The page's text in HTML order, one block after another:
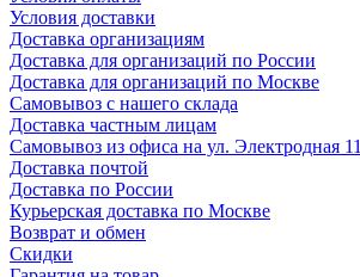
Условия доставки
Доставка организациям
Доставка для организаций по России
Доставка для организаций по Москве
Самовывоз с нашего склада
Доставка частным лицам
Самовывоз из офиса на ул. Электродная 11
Доставка почтой
Доставка по России
Курьерская доставка по Москве
Возврат и обмен
Скидки